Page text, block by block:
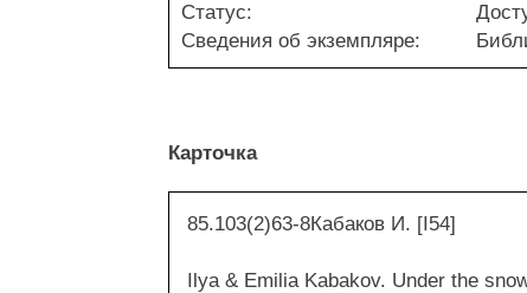
Статус:
Сведения об экземпляре:
Карточка
85.103(2)63-8Кабаков И. [I54]
Ilya & Emilia Kabakov. Under the